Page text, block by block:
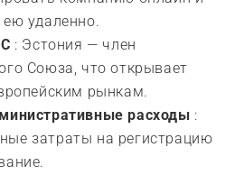
удаленно.
: Эстония — член
Союза, что открывает
рынкам.
расходы :
затраты на регистрацию